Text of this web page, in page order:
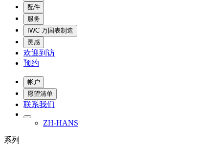
配件
服务
IWC 万国表制造
灵感
欢迎到访
预约
帐户
愿望清单
联系我们
ZH-HANS
系列